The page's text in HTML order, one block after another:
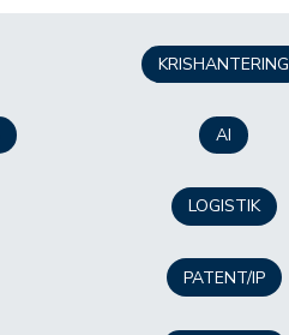
KRISHANTERING
AI
LOGISTIK
PATENT/IP